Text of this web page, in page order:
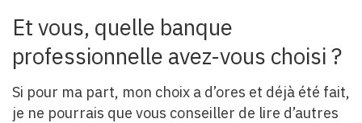
Et vous, quelle banque
professionnelle avez-vous choisi ?
Si pour ma part, mon choix a d’ores et déjà été fait,
je ne pourrais que vous conseiller de lire d’autres